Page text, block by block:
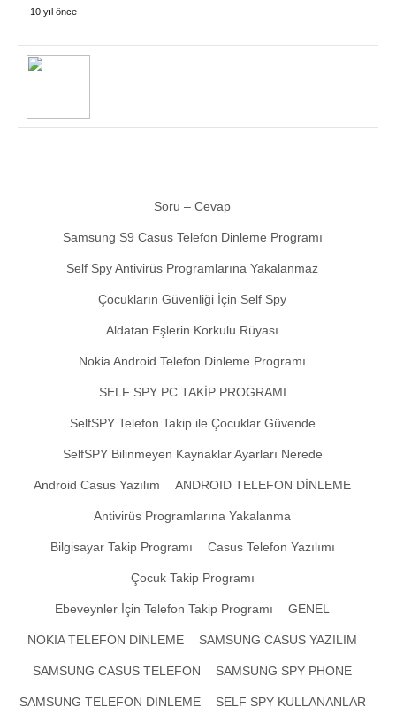
10 yıl önce
Soru – Cevap
Samsung S9 Casus Telefon Dinleme Programı
Self Spy Antivirüs Programlarına Yakalanmaz
Çocukların Güvenliği İçin Self Spy
Aldatan Eşlerin Korkulu Rüyası
Nokia Android Telefon Dinleme Programı
SELF SPY PC TAKİP PROGRAMI
SelfSPY Telefon Takip ile Çocuklar Güvende
SelfSPY Bilinmeyen Kaynaklar Ayarları Nerede
Android Casus Yazılım ANDROID TELEFON DİNLEME
Antivirüs Programlarına Yakalanma
Bilgisayar Takip Programı Casus Telefon Yazılımı
Çocuk Takip Programı
Ebeveynler İçin Telefon Takip Programı GENEL
NOKIA TELEFON DİNLEME SAMSUNG CASUS YAZILIM
SAMSUNG CASUS TELEFON SAMSUNG SPY PHONE
SAMSUNG TELEFON DİNLEME SELF SPY KULLANANLAR